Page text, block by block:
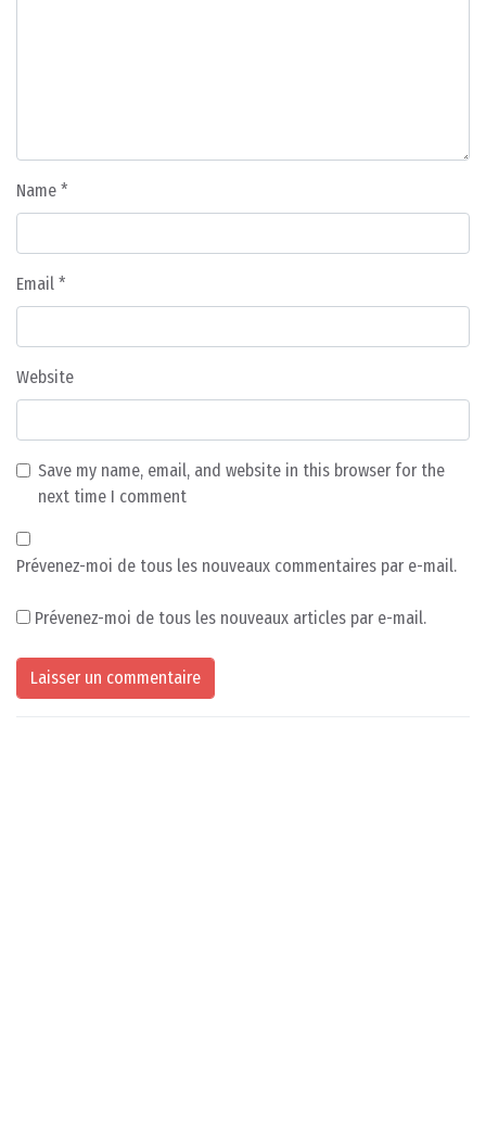
Name *
Email *
Website
Save my name, email, and website in this browser for the
next time I comment
Prévenez-moi de tous les nouveaux commentaires par e-mail.
Prévenez-moi de tous les nouveaux articles par e-mail.